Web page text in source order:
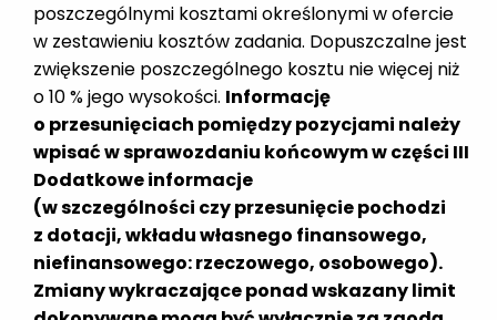
poszczególnymi kosztami określonymi w ofercie
w zestawieniu kosztów zadania. Dopuszczalne jest
zwiększenie poszczególnego kosztu nie więcej niż
o 10 % jego wysokości. Informację
o przesunięciach pomiędzy pozycjami należy
wpisać w sprawozdaniu końcowym w części III
Dodatkowe informacje
(w szczególności czy przesunięcie pochodzi
z dotacji, wkładu własnego finansowego,
niefinansowego: rzeczowego, osobowego).
Zmiany wykraczające ponad wskazany limit